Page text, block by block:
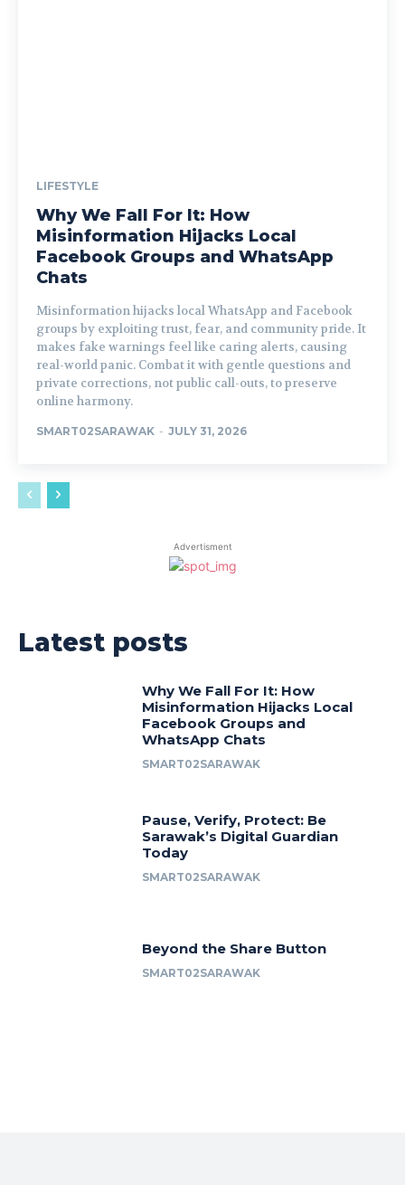
LIFESTYLE
Why We Fall For It: How
Misinformation Hijacks Local
Facebook Groups and WhatsApp
Chats
Misinformation hijacks local WhatsApp and Facebook
groups by exploiting trust, fear, and community pride. It
makes fake warnings feel like caring alerts, causing
real-world panic. Combat it with gentle questions and
private corrections, not public call-outs, to preserve
online harmony.
SMART02SARAWAK - JULY 31, 2026
Advertisment
Latest posts
Why We Fall For It: How
Misinformation Hijacks Local
Facebook Groups and
WhatsApp Chats
SMART02SARAWAK
Pause, Verify, Protect: Be
Sarawak’s Digital Guardian
Today
SMART02SARAWAK
Beyond the Share Button
SMART02SARAWAK